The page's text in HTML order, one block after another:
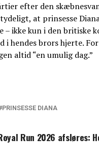
efter den
at prinsesse
– ikke kun i den britiske
i hendes brors hjerte.
altid “en umulig dag.”
Diana
PRINSESSE DIANA
Run 2026 afsløres: